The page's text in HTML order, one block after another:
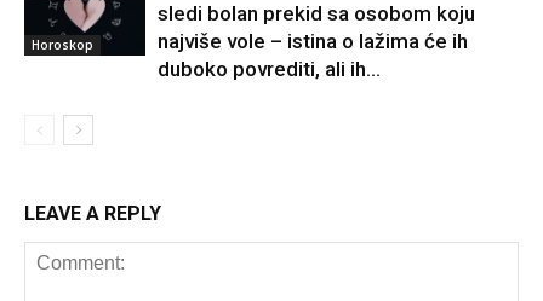
Horoskop
sledi bolan prekid sa osobom koju
najviše vole – istina o lažima će ih
duboko povrediti, ali ih...
LEAVE A REPLY